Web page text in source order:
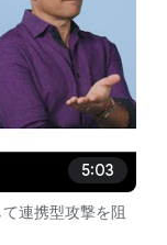
5:03
連携型攻撃を阻